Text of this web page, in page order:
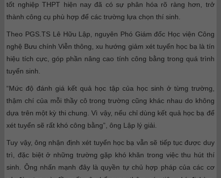
tốt nghiệp THPT hiện nay đã có sự phân hóa rõ ràng hơn, trở
thành công cụ phù hợp để các trường lựa chọn thí sinh.
Theo PGS.TS Lê Hữu Lập, nguyên Phó Giám đốc Học viện Công
nghệ Bưu chính Viễn thông, xu hướng giảm xét tuyển học bạ là tín
hiệu tích cực, góp phần nâng cao tính công bằng trong quá trình
tuyển sinh.
“Mức độ đánh giá kết quả học tập của học sinh ở từng trường,
thậm chí của mỗi thầy cô trong trường cũng khác nhau do không
dựa trên một kỳ thi chung. Vì vậy, nếu chỉ dùng kết quả học bạ để
xét tuyển sẽ rất khó công bằng”, ông Lập lý giải.
Tuy vậy, ông nhận định xét tuyển học bạ vẫn sẽ tiếp tục được duy
trì, đặc biệt ở những trường gặp khó khăn trong việc thu hút thí
sinh. Ông nhấn mạnh đây là quyền tự chủ hợp pháp của các cơ